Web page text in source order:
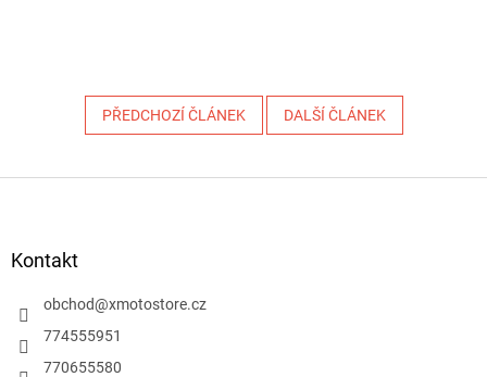
PŘEDCHOZÍ ČLÁNEK DALŠÍ ČLÁNEK
Kontakt
obchod@xmotostore.cz
774555951
770655580